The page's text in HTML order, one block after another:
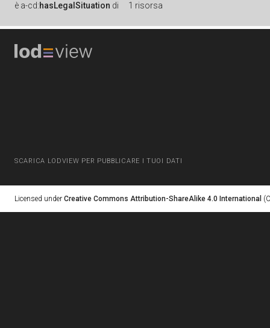
è a-cd:hasLegalSituation di 1 risorsa
SCARICA LODVIEW PER PUBBLICARE I TUOI DATI
Licensed under Creative Commons Attribution-ShareAlike 4.0 International